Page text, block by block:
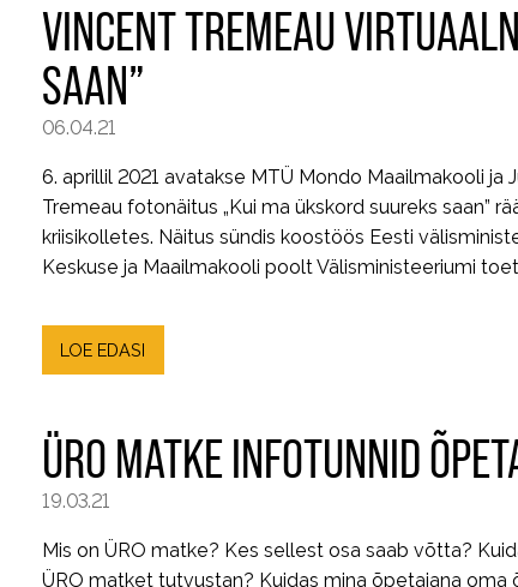
VINCENT TREMEAU
SAAN”
06.04.21
6. aprillil 2021 avatakse MTÜ Mondo Maailmakooli
Tremeau fotonäitus „Kui ma ükskord suureks saan”
kriisikolletes. Näitus sündis koostöös Eesti
Keskuse ja Maailmakooli poolt Välisministeeriumi
LOE EDASI
ÜRO MATKE INFOTUNNID
19.03.21
Mis on ÜRO matke? Kes sellest osa saab võtta?
ÜRO matket tutvustan? Kuidas mina õpetajana